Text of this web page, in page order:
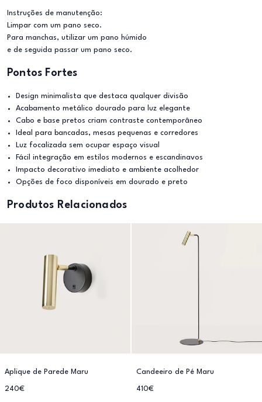
Instruções de manutenção:
Limpar com um pano seco.
Para manchas, utilizar um pano húmido
e de seguida passar um pano seco.
Pontos Fortes
Design minimalista que destaca qualquer divisão
Acabamento metálico dourado para luz elegante
Cabo e base pretos criam contraste contemporâneo
Ideal para bancadas, mesas pequenas e corredores
Luz focalizada sem ocupar espaço visual
Fácil integração em estilos modernos e escandinavos
Impacto decorativo imediato e ambiente acolhedor
Opções de foco disponíveis em dourado e preto
Produtos Relacionados
Aplique de Parede Maru
240€
Candeeiro de Pé Maru
410€